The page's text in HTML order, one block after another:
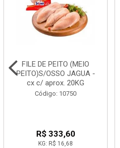
FILE DE PEITO (MEIO
PEITO)S/OSSO JAGUA -
cx c/ aprox. 20KG
Código: 10750
R$ 333,60
KG: R$ 16,68